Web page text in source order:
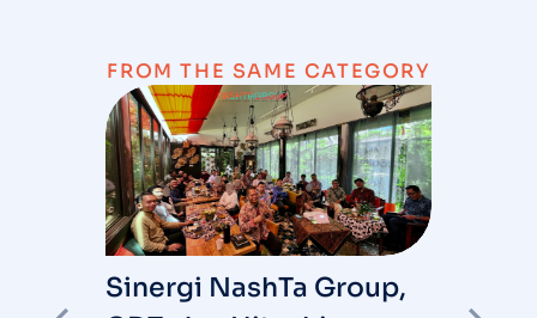
FROM THE SAME CATEGORY
Sinergi NashTa Group,